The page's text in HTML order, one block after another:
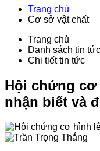
Trang chủ
Cơ sở vật chất
Trang chủ
Danh sách tin tức
Chi tiết tin tức
Hội chứng cơ
nhận biết và